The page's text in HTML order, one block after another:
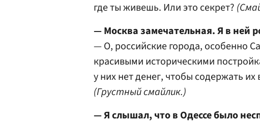
где ты живешь. Или это секрет?
— Москва замечательная. Я в ней
— О, российские города, особенно
красивыми историческими
у них нет денег, чтобы содержать
(Грустный смайлик.)
— Я слышал, что в Одессе было